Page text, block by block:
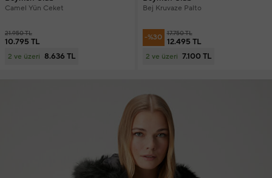
Camel Yün Ceket
21.950 TL
10.795 TL
2 ve üzeri 8.636 TL
Bej Kruvaze Palto
-%30 17.750 TL
12.495 TL
2 ve üzeri 7.100 TL